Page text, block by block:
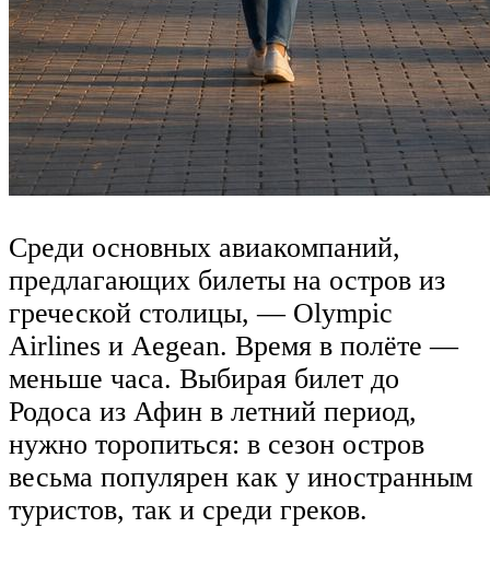
Среди основных авиакомпаний,
предлагающих билеты на остров из
греческой столицы, — Olympic
Airlines и Aegean. Время в полёте —
меньше часа. Выбирая билет до
Родоса из Афин в летний период,
нужно торопиться: в сезон остров
весьма популярен как у иностранным
туристов, так и среди греков.